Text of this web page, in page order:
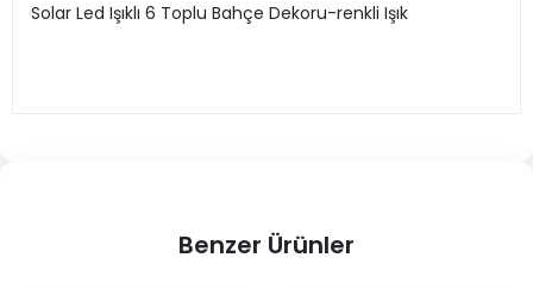
Solar Led Işıklı 6 Toplu Bahçe Dekoru-renkli Işık
Benzer Ürünler